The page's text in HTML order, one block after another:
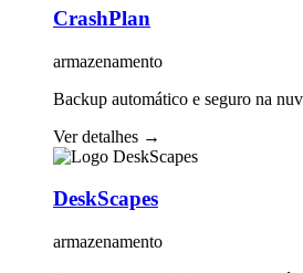
CrashPlan
armazenamento
Backup automático e seguro na
Ver detalhes →
DeskScapes
armazenamento